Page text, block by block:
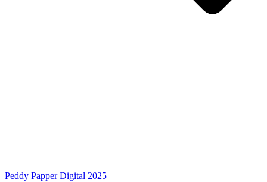
Peddy Papper Digital 2025